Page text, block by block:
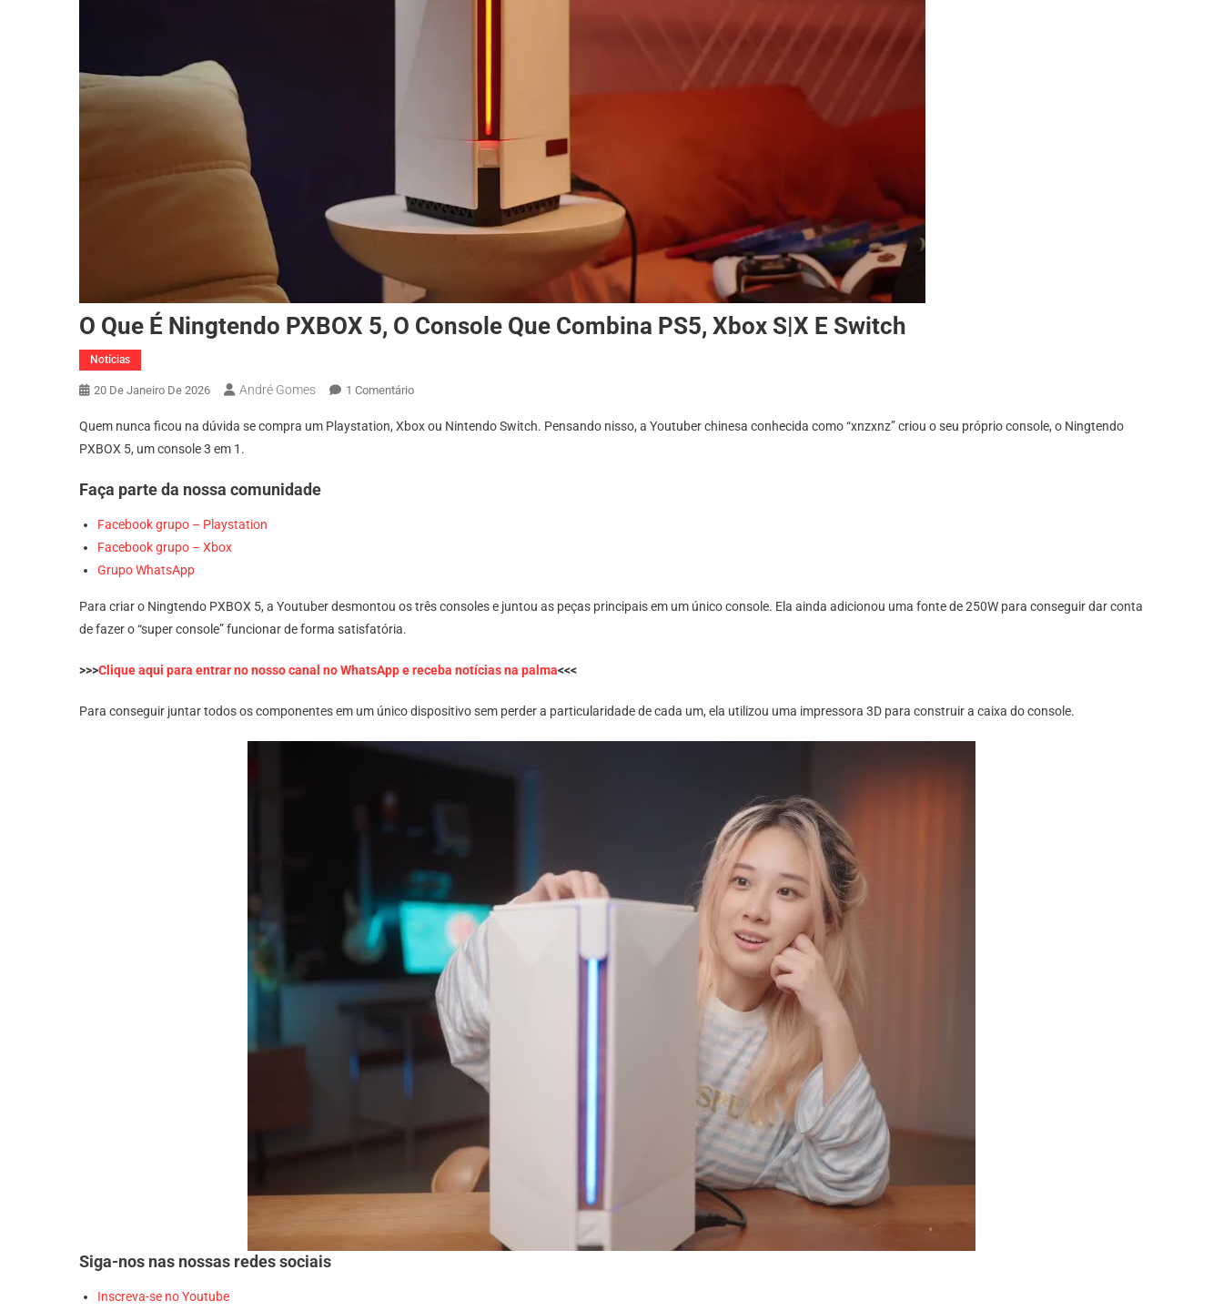
O Que É Ningtendo PXBOX 5, O Console Que Combina PS5, Xbox S|X E Switch
Notícias
20 De Janeiro De 2026 André Gomes 1 ComentárioEm
Que
Combina
Switch
Quem nunca ficou na dúvida se compra um Playstation, Xbox ou Nintendo Switch. Pensando nisso, a Youtuber chinesa conhecida como “xnzxnz” criou o seu próprio console, o Ningtendo
PXBOX 5, um console 3 em 1.
Faça parte da nossa comunidade
Facebook grupo – Playstation
Facebook grupo – Xbox
Grupo WhatsApp
Para criar o Ningtendo PXBOX 5, a Youtuber desmontou os três consoles e juntou as peças principais em um único console. Ela ainda adicionou uma fonte de 250W para conseguir dar conta
de fazer o “super console” funcionar de forma satisfatória.
>>>Clique aqui para entrar no nosso canal no WhatsApp e receba notícias na palma<<<
Para conseguir juntar todos os componentes em um único dispositivo sem perder a particularidade de cada um, ela utilizou uma impressora 3D para construir a caixa do console.
Siga-nos nas nossas redes sociais
Inscreva-se no Youtube